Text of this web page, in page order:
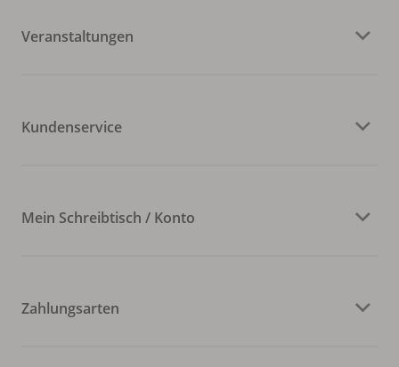
Veranstaltungen
Kundenservice
Mein Schreibtisch / Konto
Zahlungsarten